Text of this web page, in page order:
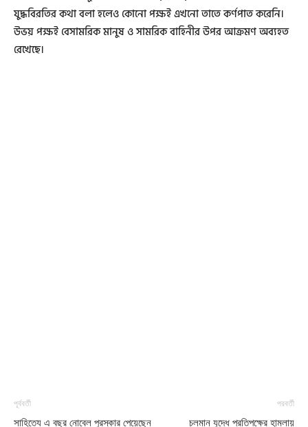
যুদ্ধবিরতির কথা বলা হলেও কোনো পক্ষই এখনো তাতে কর্ণপাত করেনি।
উভয় পক্ষই বেসামরিক মানুষ ও সামরিক বাহিনীর উপর আক্রমণ অব্যহত
রেখেছে।
পূর্ববর্তী
সাহিত্যে এ বছর নোবেল পুরস্কার পেয়েছেন
পরবর্তী
চলমান যুদ্ধে প্রতিপক্ষের হামলায়